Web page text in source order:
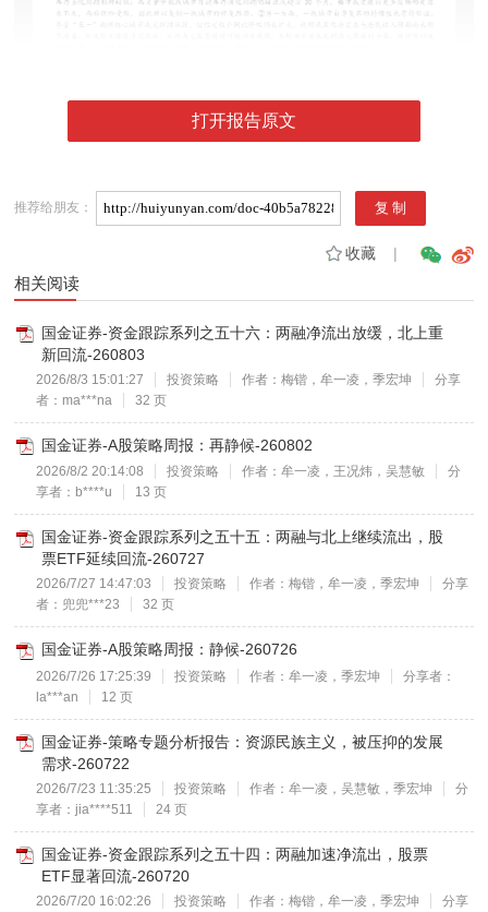
打开报告原文
推荐给朋友：
收藏|
相关阅读
国金证券-资金跟踪系列之五十六：两融净流出放缓，北上重
新回流-260803
2026/8/3 15:01:27 投资策略 作者：梅锴，牟一凌，季宏坤
分享
者：ma***na
32 页
国金证券-A股策略周报：再静候-260802
2026/8/2 20:14:08 投资策略 作者：牟一凌，王况炜，吴慧敏
分
享者：b****u
13 页
国金证券-资金跟踪系列之五十五：两融与北上继续流出，股
票ETF延续回流-260727
2026/7/27 14:47:03 投资策略 作者：梅锴，牟一凌，季宏坤
分享
者：兜兜***23
32 页
国金证券-A股策略周报：静候-260726
2026/7/26 17:25:39 投资策略 作者：牟一凌，季宏坤
分享者：
la***an
12 页
国金证券-策略专题分析报告：资源民族主义，被压抑的发展
需求-260722
2026/7/23 11:35:25 投资策略 作者：牟一凌，吴慧敏，季宏坤
分
享者：jia****511
24 页
国金证券-资金跟踪系列之五十四：两融加速净流出，股票
ETF显著回流-260720
2026/7/20 16:02:26 投资策略 作者：梅锴，牟一凌，季宏坤
分享